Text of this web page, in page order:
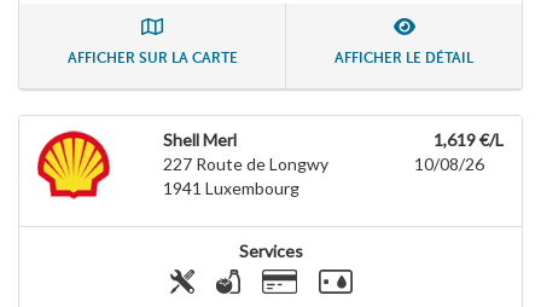
AFFICHER SUR LA CARTE AFFICHER LE DÉTAIL
Shell Merl
227 Route de Longwy
1941 Luxembourg
1,619 €/L
10/08/26
Services